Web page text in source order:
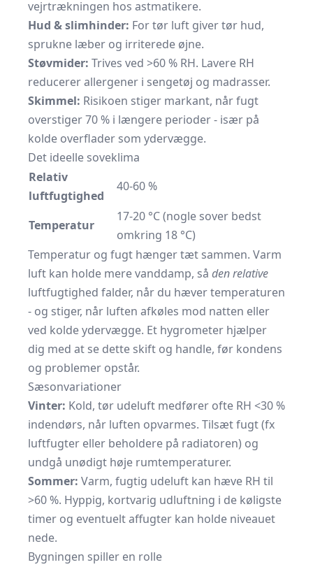
vejrtrækningen hos astmatikere.
Hud & slimhinder: For tør luft giver tør hud,
sprukne læber og irriterede øjne.
Støvmider: Trives ved >60 % RH. Lavere RH
reducerer allergener i sengetøj og madrasser.
Skimmel: Risikoen stiger markant, når fugt
overstiger 70 % i længere perioder - især på
kolde overflader som ydervægge.
Det ideelle soveklima
Relativ
luftfugtighed
40-60 %
Temperatur
17-20 °C (nogle sover bedst
omkring 18 °C)
Temperatur og fugt hænger tæt sammen. Varm
luft kan holde mere vanddamp, så den relative
luftfugtighed falder, når du hæver temperaturen
- og stiger, når luften afkøles mod natten eller
ved kolde ydervægge. Et hygrometer hjælper
dig med at se dette skift og handle, før kondens
og problemer opstår.
Sæsonvariationer
Vinter: Kold, tør udeluft medfører ofte RH <30 %
indendørs, når luften opvarmes. Tilsæt fugt (fx
luftfugter eller beholdere på radiatoren) og
undgå unødigt høje rumtemperaturer.
Sommer: Varm, fugtig udeluft kan hæve RH til
>60 %. Hyppig, kortvarig udluftning i de køligste
timer og eventuelt affugter kan holde niveauet
nede.
Bygningen spiller en rolle